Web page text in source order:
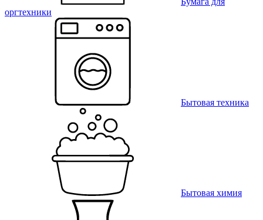
оргтехники
Бытовая техника
Бытовая химия